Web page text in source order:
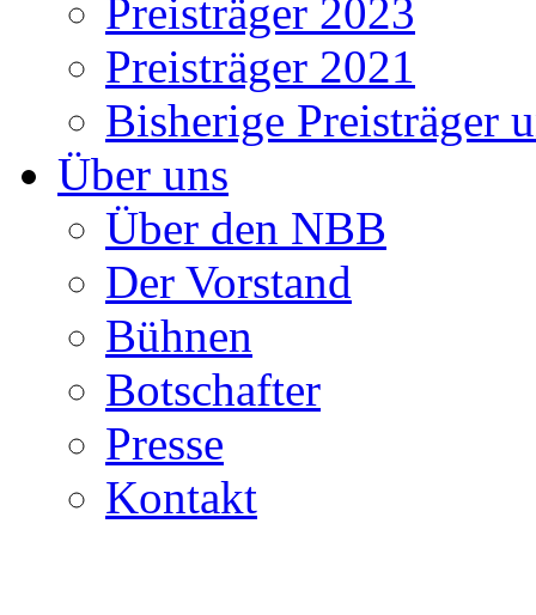
Preisträger 2023
Preisträger 2021
Bisherige Preisträger
Über uns
Über den NBB
Der Vorstand
Bühnen
Botschafter
Presse
Kontakt